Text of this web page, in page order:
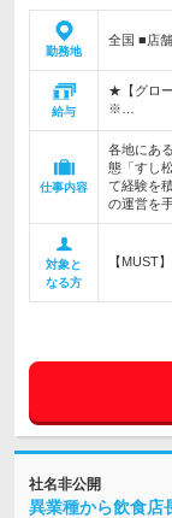
勤務地
全国 ■店
給与
★【グロ
※…
仕事内容
各地にあ
態「すし
て経験を
の運営を
対象と
なる方
【MUST】
社名非公開
異業種から飲食店